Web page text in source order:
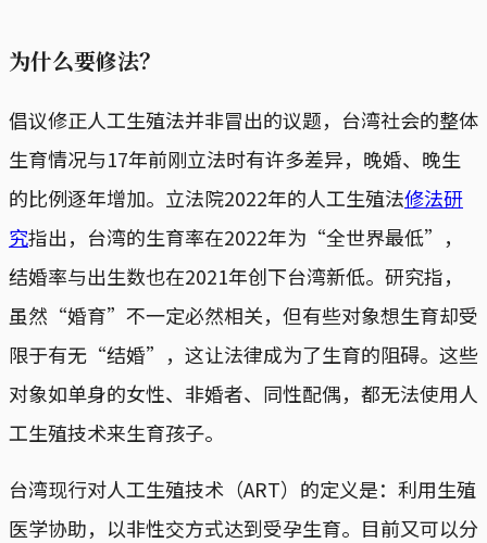
为什么要修法？
倡议修正人工生殖法并非冒出的议题，台湾社会的整体
生育情况与17年前刚立法时有许多差异，晚婚、晚生
的比例逐年增加。立法院2022年的人工生殖法修法研
究指出，台湾的生育率在2022年为“全世界最低”，
结婚率与出生数也在2021年创下台湾新低。研究指，
虽然“婚育”不一定必然相关，但有些对象想生育却受
限于有无“结婚”，这让法律成为了生育的阻碍。这些
对象如单身的女性、非婚者、同性配偶，都无法使用人
工生殖技术来生育孩子。
台湾现行对人工生殖技术（ART）的定义是：利用生殖
医学协助，以非性交方式达到受孕生育。目前又可以分